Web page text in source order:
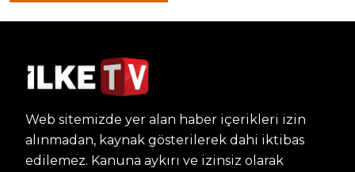
Web sitemizde yer alan haber içerikleri izin
alınmadan, kaynak gösterilerek dahi iktibas
edilemez. Kanuna aykırı ve izinsiz olarak